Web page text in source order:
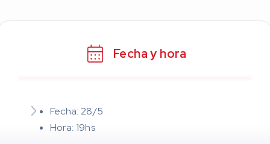
Fecha y hora
Fecha: 28/5
Hora: 19hs